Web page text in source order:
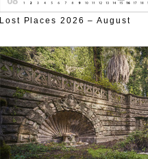
Lost Places 2026 – August